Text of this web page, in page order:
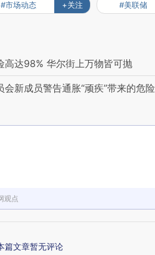
#市场动态 +关注 #美联储
高达98% 华尔街上万物皆可抛
新成员警告通胀“顽疾”带来的危险
观点
篇文章暂无评论